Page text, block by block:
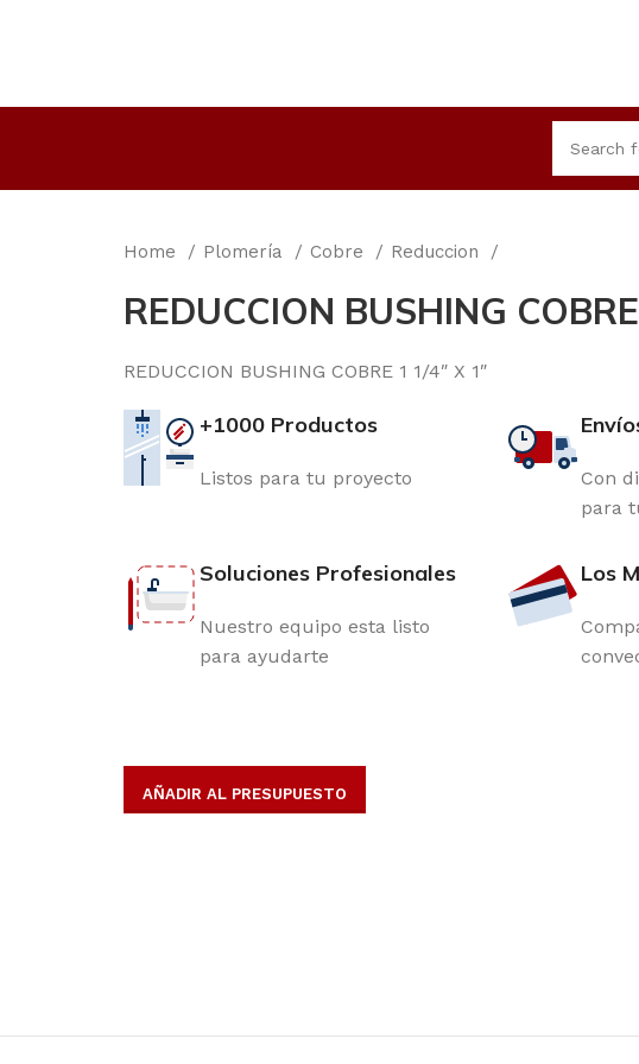
Home Plomería Cobre Reduccion
REDUCCION BUSHING
REDUCCION BUSHING COBRE 1 1/4″ X 1″
+1000 Productos
Listos para tu proyecto
Con
para
Soluciones Profesionales
Nuestro equipo esta listo
para ayudarte
Los
AÑADIR AL PRESUPUESTO